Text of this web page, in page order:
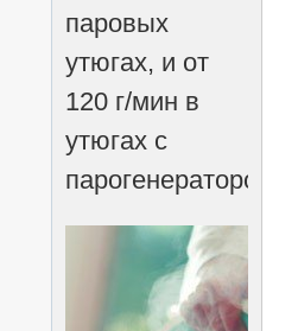
паровых
утюгах, и от
120 г/мин в
утюгах с
парогенератором.